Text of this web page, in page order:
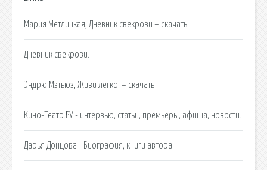
Мария Метлицкая, Дневник свекрови – скачать
Дневник свекрови.
Эндрю Мэтьюз, Живи легко! – скачать
Кино-Театр.РУ - интервью, статьи, премьеры, афиша, новости.
Дарья Донцова - Биография, книги автора.